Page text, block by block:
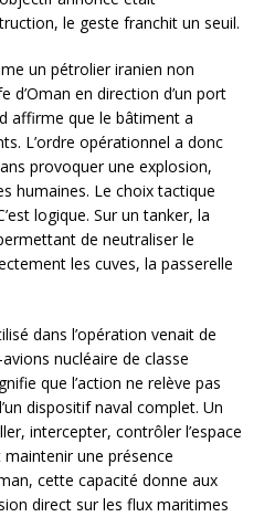
le geste franchit un seuil.
un pétrolier iranien non
d’Oman en direction d’un port
affirme que le bâtiment a
L’ordre opérationnel a donc
provoquer une explosion,
humaines. Le choix tactique
logique. Sur un tanker, la
de neutraliser le
les cuves, la passerelle
dans l’opération venait de
nucléaire de classe
que l’action ne relève pas
dispositif naval complet. Un
intercepter, contrôler l’espace
une présence
cette capacité donne aux
direct sur les flux maritimes